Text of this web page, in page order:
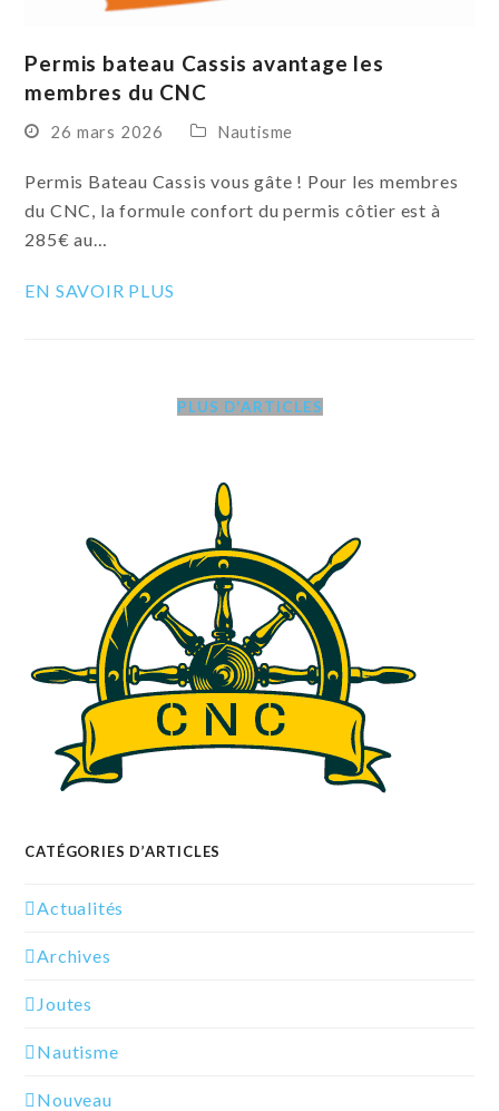
Permis bateau Cassis avantage les
membres du CNC
26 mars 2026 Nautisme
Permis Bateau Cassis vous gâte ! Pour les membres
du CNC, la formule confort du permis côtier est à
285€ au…
EN SAVOIR PLUS
PLUS D'ARTICLES
CATÉGORIES D’ARTICLES
Actualités
Archives
Joutes
Nautisme
Nouveau